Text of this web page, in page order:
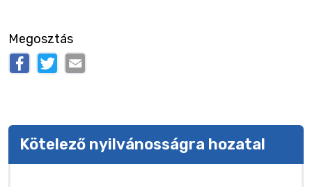
Megosztás
Kötelező nyilvánosságra hozatal